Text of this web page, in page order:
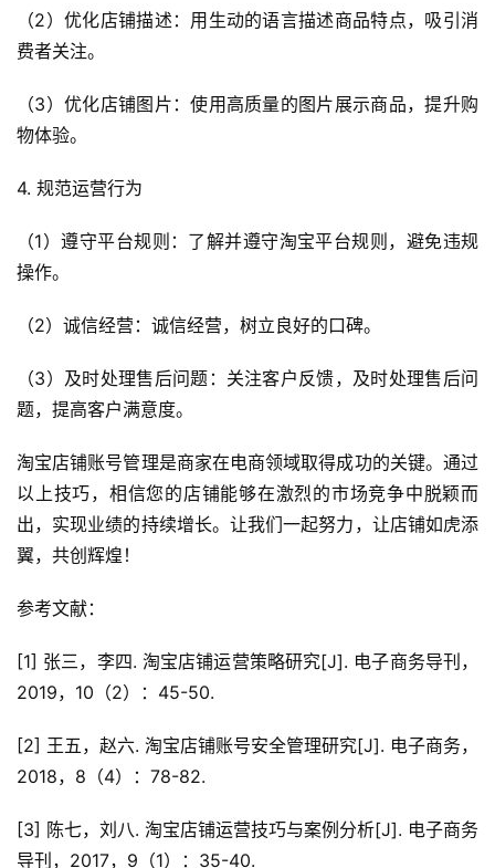
（2）优化店铺描述：用生动的语言描述商品特点，吸引消
费者关注。
（3）优化店铺图片：使用高质量的图片展示商品，提升购
物体验。
4. 规范运营行为
（1）遵守平台规则：了解并遵守淘宝平台规则，避免违规
操作。
（2）诚信经营：诚信经营，树立良好的口碑。
（3）及时处理售后问题：关注客户反馈，及时处理售后问
题，提高客户满意度。
淘宝店铺账号管理是商家在电商领域取得成功的关键。通过
以上技巧，相信您的店铺能够在激烈的市场竞争中脱颖而
出，实现业绩的持续增长。让我们一起努力，让店铺如虎添
翼，共创辉煌！
参考文献：
[1] 张三，李四. 淘宝店铺运营策略研究[J]. 电子商务导刊，
2019，10（2）：45-50.
[2] 王五，赵六. 淘宝店铺账号安全管理研究[J]. 电子商务，
2018，8（4）：78-82.
[3] 陈七，刘八. 淘宝店铺运营技巧与案例分析[J]. 电子商务
导刊，2017，9（1）：35-40.